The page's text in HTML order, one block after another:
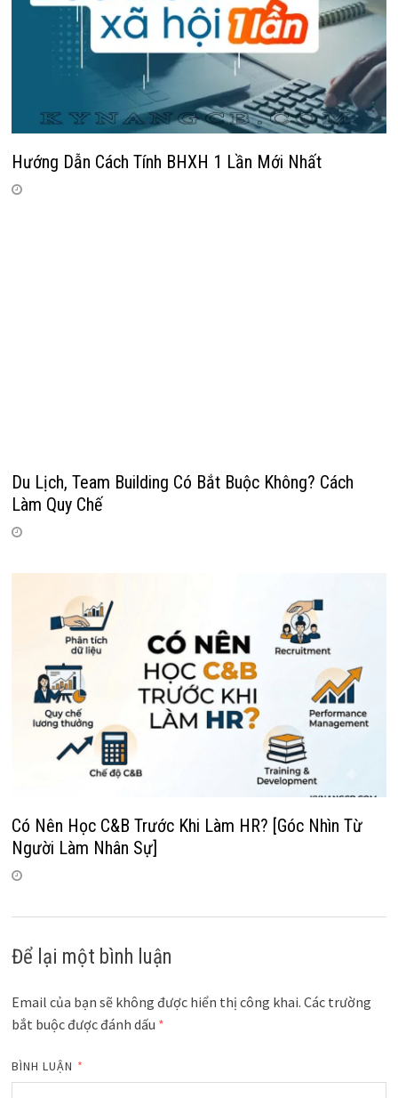
Hướng Dẫn Cách Tính BHXH 1 Lần Mới Nhất
Du Lịch, Team Building Có Bắt Buộc Không? Cách
Làm Quy Chế
Có Nên Học C&B Trước Khi Làm HR? [Góc Nhìn Từ
Người Làm Nhân Sự]
Để lại một bình luận
Email của bạn sẽ không được hiển thị công khai. Các trường
bắt buộc được đánh dấu *
BÌNH LUẬN *